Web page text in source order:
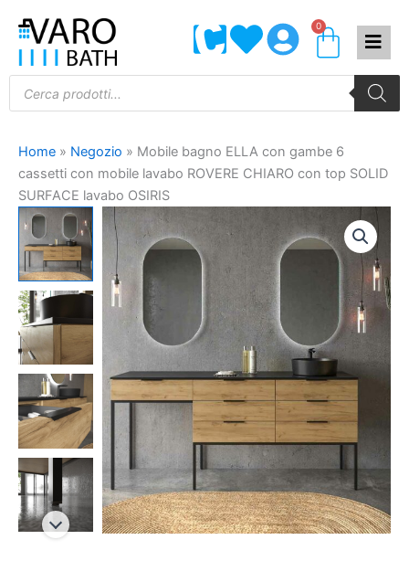
contenuto
0
Products
search
Home » Negozio » Mobile bagno ELLA con gambe 6
cassetti con mobile lavabo ROVERE CHIARO con top SOLID
SURFACE lavabo OSIRIS